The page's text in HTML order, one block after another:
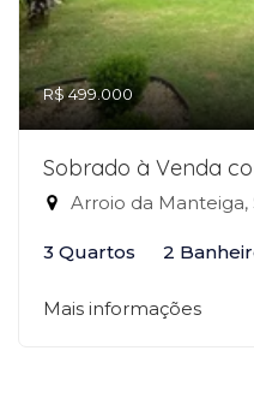
R$ 499.000
Sobrado à Venda
Arroio da Manteiga,
3 Quartos 2
Mais informações